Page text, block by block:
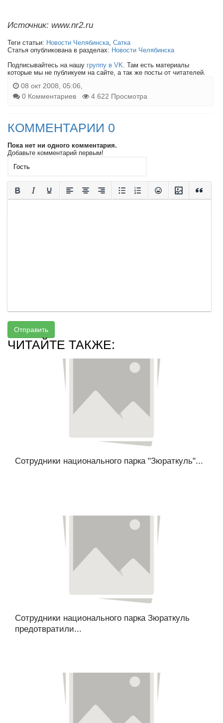
Источник: www.nr2.ru
Теги статьи: Новости Челябинска, Сатка
Статья опубликована в разделах: Новости Челябинска
Подписывайтесь на нашу группу в VK. Там есть материалы
которые мы не публикуем на сайте, а так же посты от читателей.
08 окт 2008, 05:06,
0 Комментариев
4 622 Просмотра
КОММЕНТАРИИ 0
Пока нет ни одного комментария.
Добавьте комментарий первым!
Отправить
ЧИТАЙТЕ ТАКЖЕ:
Сотрудники национального парка "Зюраткуль"...
Сотрудники национального парка Зюраткуль
предотвратили...